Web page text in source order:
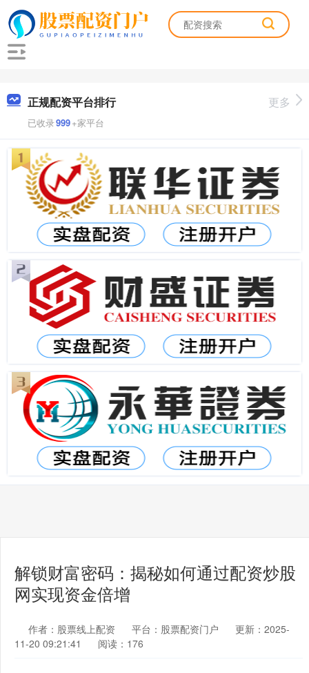
正规配资平台排行
已收录999+家平台
更多
解锁财富密码：揭秘如何通过配资炒股
网实现资金倍增
作者：股票线上配资 平台：股票配资门户
更新：2025-
11-20 09:21:41
阅读：176